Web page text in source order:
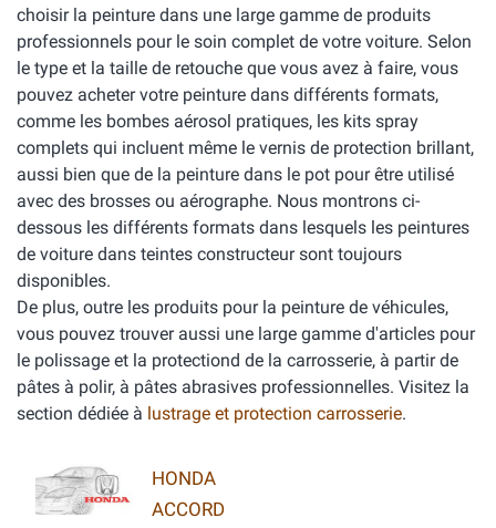
choisir la peinture dans une large gamme de produits
professionnels pour le soin complet de votre voiture. Selon
le type et la taille de retouche que vous avez à faire, vous
pouvez acheter votre peinture dans différents formats,
comme les bombes aérosol pratiques, les kits spray
complets qui incluent même le vernis de protection brillant,
aussi bien que de la peinture dans le pot pour être utilisé
avec des brosses ou aérographe. Nous montrons ci-
dessous les différents formats dans lesquels les peintures
de voiture dans teintes constructeur sont toujours
disponibles.
De plus, outre les produits pour la peinture de véhicules,
vous pouvez trouver aussi une large gamme d'articles pour
le polissage et la protectiond de la carrosserie, à partir de
pâtes à polir, à pâtes abrasives professionnelles. Visitez la
section dédiée à lustrage et protection carrosserie.
HONDA
ACCORD